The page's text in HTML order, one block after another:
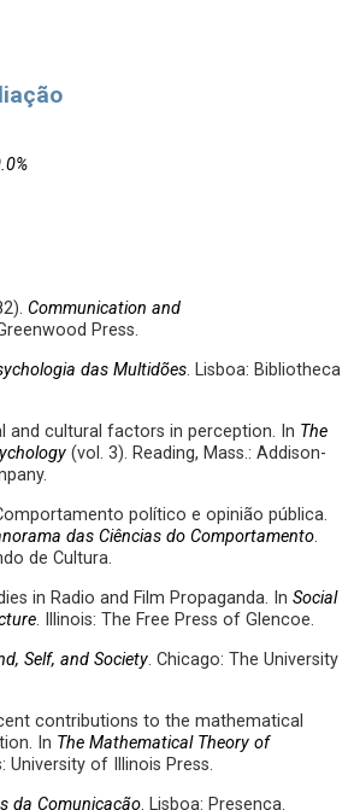
Communication and
Press.
das Multidões. Lisboa: Bibliotheca
and cultural factors in perception. In The
(vol. 3). Reading, Mass.: Addison-
político e opinião pública.
das Ciências do Comportamento.
de Cultura.
in Radio and Film Propaganda. In Social
. Illinois: The Free Press of Glencoe.
Self, and Society. Chicago: The University
contributions to the mathematical
In The Mathematical Theory of
University of Illinois Press.
da Comunicação. Lisboa: Presença.